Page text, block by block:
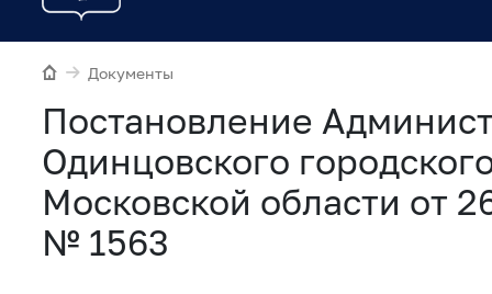
Документы
Постановление
Одинцовского
Московской области от
№ 1563